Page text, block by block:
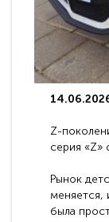
Z-
серия «Z»
Рынок
меняется,
была